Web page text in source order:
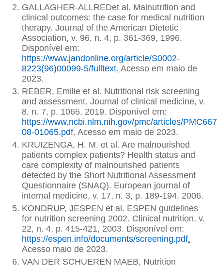
GALLAGHER-ALLREDet al. Malnutrition and
clinical outcomes: the case for medical nutrition
therapy. Journal of the American Dietetic
Association, v. 96, n. 4, p. 361-369, 1996.
Disponível em:
https://www.jandonline.org/article/S0002-
8223(96)00099-5/fulltext. Acesso em maio de
2023.
REBER, Emilie et al. Nutritional risk screening
and assessment. Journal of clinical medicine, v.
8, n. 7, p. 1065, 2019. Disponível em:
https://www.ncbi.nlm.nih.gov/pmc/articles/
08-01065.pdf. Acesso em maio de 2023.
KRUIZENGA, H. M. et al. Are malnourished
patients complex patients? Health status and
care complexity of malnourished patients
detected by the Short Nutritional Assessment
Questionnaire (SNAQ). European journal of
internal medicine, v. 17, n. 3, p. 189-194, 2006.
KONDRUP, JESPEN et al. ESPEN guidelines
for nutrition screening 2002. Clinical nutrition, v.
22, n. 4, p. 415-421, 2003. Disponível em:
https://espen.info/documents/screening.pdf.
Acesso maio de 2023.
VAN DER SCHUEREN MAEB, Nutrition